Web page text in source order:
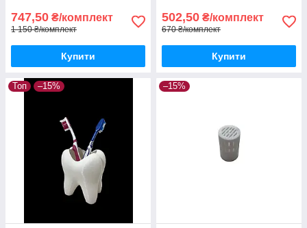
747,50 ₴/комплект
1 150 ₴/комплект
Купити
502,50 ₴/комплект
670 ₴/комплект
Купити
Топ –15% –15%